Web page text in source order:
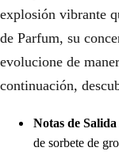
explosión vibrante
de Parfum, su
evolucione de
continuación,
Notas de
de sorbete de